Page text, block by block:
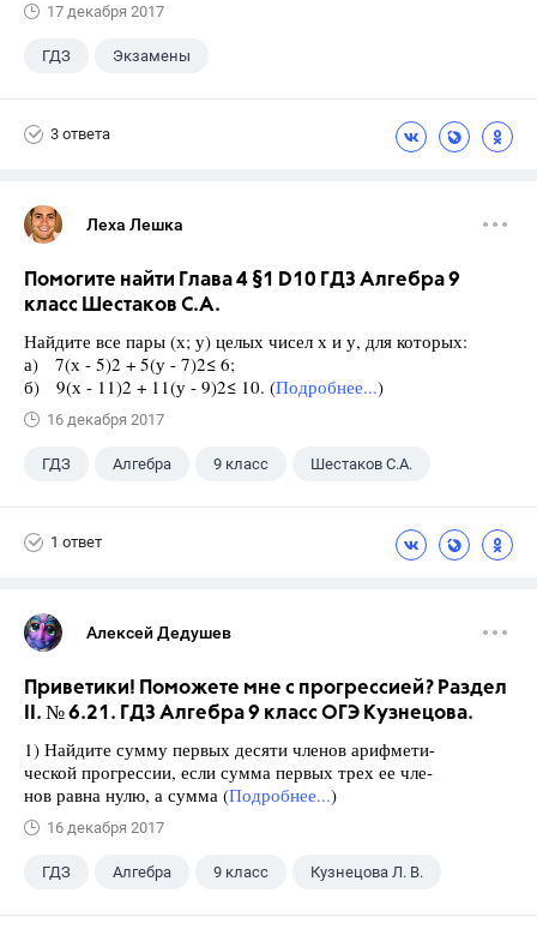
17 декабря 2017
ГДЗ Экзамены
3 ответа
Леха Лешка
Помогите найти Глава 4 §1 D10 ГДЗ Алгебра 9
класс Шестаков С.А.
Найдите все пары (х; у) целых чисел х и у, для которых:
а) 7(х - 5)2 + 5(у - 7)2≤ 6;
б) 9(х - 11)2 + 11(у - 9)2≤ 10. (Подробнее...)
16 декабря 2017
ГДЗ Алгебра 9 класс Шестаков С.А.
1 ответ
Алексей Дедушев
Приветики! Поможете мне с прогрессией? Раздел
II. № 6.21. ГДЗ Алгебра 9 класс ОГЭ Кузнецова.
1) Найдите сумму первых десяти членов арифмети-
ческой прогрессии, если сумма первых трех ее чле-
нов равна нулю, а сумма (Подробнее...)
16 декабря 2017
ГДЗ Алгебра 9 класс Кузнецова Л. В.